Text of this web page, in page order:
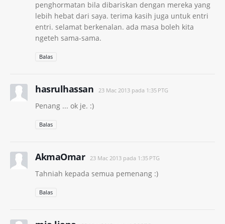
penghormatan bila dibariskan dengan mereka yang
lebih hebat dari saya. terima kasih juga untuk entri
entri. selamat berkenalan. ada masa boleh kita
ngeteh sama-sama.
Balas
hasrulhassan 23 Mac 2013 pada 1:35 PTG
Penang ... ok je. :)
Balas
AkmaOmar 23 Mac 2013 pada 1:35 PTG
Tahniah kepada semua pemenang :)
Balas